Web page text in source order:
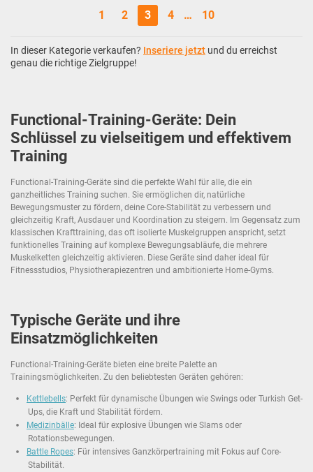
1 2 3 4 … 10
In dieser Kategorie verkaufen? Inseriere jetzt und du erreichst
genau die richtige Zielgruppe!
Functional-Training-Geräte: Dein
Schlüssel zu vielseitigem und effektivem
Training
Functional-Training-Geräte sind die perfekte Wahl für alle, die ein
ganzheitliches Training suchen. Sie ermöglichen dir, natürliche
Bewegungsmuster zu fördern, deine Core-Stabilität zu verbessern und
gleichzeitig Kraft, Ausdauer und Koordination zu steigern. Im Gegensatz zum
klassischen Krafttraining, das oft isolierte Muskelgruppen anspricht, setzt
funktionelles Training auf komplexe Bewegungsabläufe, die mehrere
Muskelketten gleichzeitig aktivieren. Diese Geräte sind daher ideal für
Fitnessstudios, Physiotherapiezentren und ambitionierte Home-Gyms.
Typische Geräte und ihre
Einsatzmöglichkeiten
Functional-Training-Geräte bieten eine breite Palette an
Trainingsmöglichkeiten. Zu den beliebtesten Geräten gehören:
Kettlebells: Perfekt für dynamische Übungen wie Swings oder Turkish Get-
Ups, die Kraft und Stabilität fördern.
Medizinbälle: Ideal für explosive Übungen wie Slams oder
Rotationsbewegungen.
Battle Ropes: Für intensives Ganzkörpertraining mit Fokus auf Core-
Stabilität.